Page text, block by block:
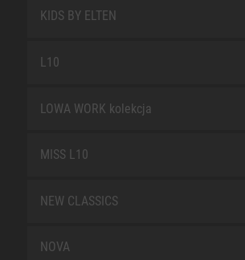
KIDS BY ELTEN
L10
LOWA WORK kolekcja
MISS L10
NEW CLASSICS
NOVA